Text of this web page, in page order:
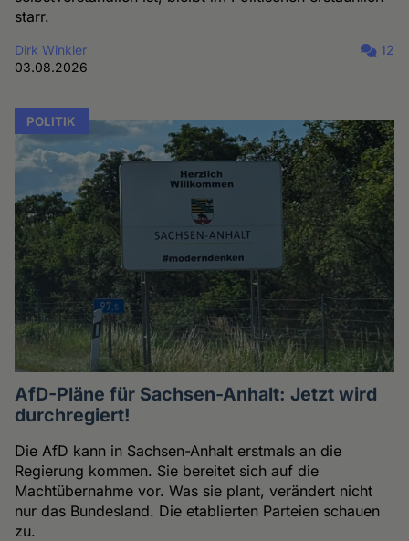
starr.
Dirk Winkler
03.08.2026
12
POLITIK
AfD-Pläne für Sachsen-Anhalt: Jetzt wird
durchregiert!
Die AfD kann in Sachsen-Anhalt erstmals an die
Regierung kommen. Sie bereitet sich auf die
Machtübernahme vor. Was sie plant, verändert nicht
nur das Bundesland. Die etablierten Parteien schauen
zu.